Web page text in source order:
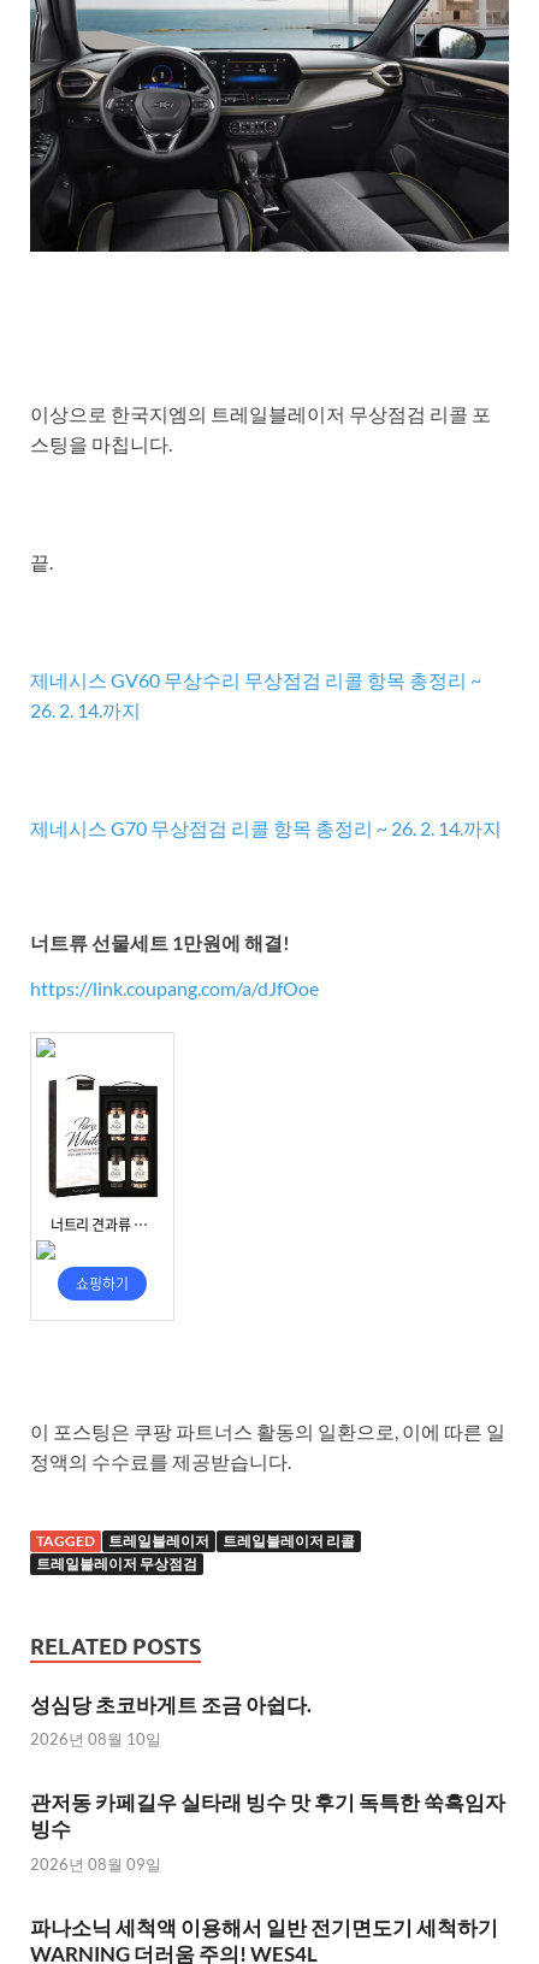
이상으로 한국지엠의 트레일블레이저 무상점검 리콜 포
스팅을 마칩니다.
끝.
제네시스 GV60 무상수리 무상점검 리콜 항목 총정리 ~
26. 2. 14.까지
제네시스 G70 무상점검 리콜 항목 총정리 ~ 26. 2. 14.까지
너트류 선물세트 1만원에 해결!
https://link.coupang.com/a/dJfOoe
이 포스팅은 쿠팡 파트너스 활동의 일환으로, 이에 따른 일
정액의 수수료를 제공받습니다.
TAGGED 트레일블레이저
트레일블레이저 리콜
트레일블레이저 무상점검
RELATED POSTS
성심당 초코바게트 조금 아쉽다.
2026년 08월 10일
관저동 카페길우 실타래 빙수 맛 후기 독특한 쑥흑임자
빙수
2026년 08월 09일
파나소닉 세척액 이용해서 일반 전기면도기 세척하기
WARNING 더러움 주의! WES4L